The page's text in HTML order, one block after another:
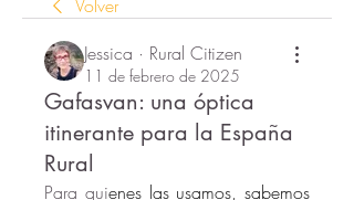
Volver
Jessica · Rural Citizen
11 de febrero de 2025
Gafasvan: una óptica
itinerante para la España
Rural
Para quienes las usamos, sabemos